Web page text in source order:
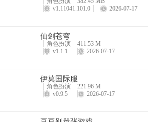
v1.11041.101.0
2026-07-17
仙剑苍穹
角色扮演
411.53 M
v1.1.1
2026-07-17
伊莫国际服
角色扮演
221.96 M
v0.9.5
2026-07-17